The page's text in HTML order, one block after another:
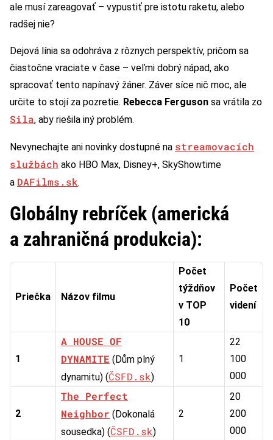
ale musí zareagovať – vypustiť pre istotu raketu, alebo
radšej nie?
Dejová línia sa odohráva z rôznych perspektív, pričom sa
čiastočne vraciate v čase – veľmi dobrý nápad, ako
spracovať tento napínavý žáner. Záver síce nič moc, ale
určite to stojí za pozretie. Rebecca Ferguson sa vrátila zo
Sila, aby riešila iný problém.
Nevynechajte ani novinky dostupné na streamovacích
službách ako HBO Max, Disney+, SkyShowtime
a DAFilms.sk.
Globálny rebríček (americká
a zahraničná produkcia):
Priečka Názov filmu
Počet
týždňov
v TOP
10
Počet
videní
1
A HOUSE OF
DYNAMITE (Dům plný
dynamitu) (ČSFD.sk)
1
22
100
000
2
The Perfect
Neighbor (Dokonalá
sousedka) (ČSFD.sk)
2
20
200
000